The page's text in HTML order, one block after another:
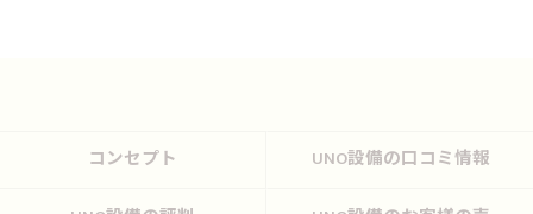
コンセプト UNO設備の口コミ情報